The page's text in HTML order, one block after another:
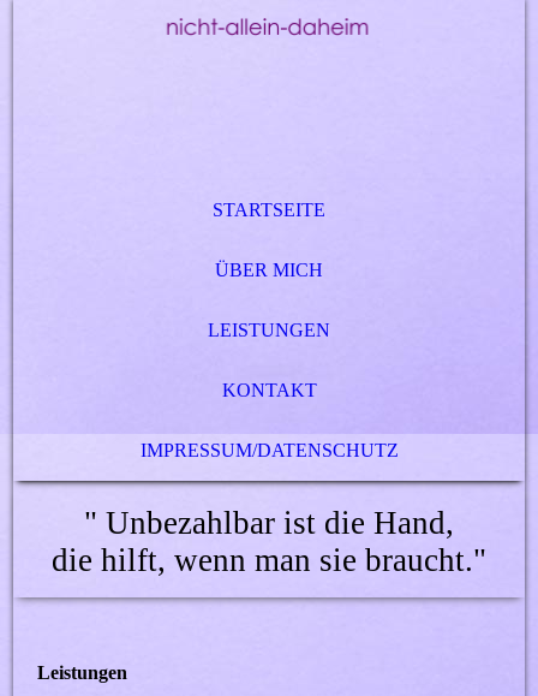
STARTSEITE
ÜBER MICH
LEISTUNGEN
KONTAKT
IMPRESSUM/DATENSCHUTZ
" Unbezahlbar ist die Hand,
die hilft, wenn man sie braucht."
Leistungen